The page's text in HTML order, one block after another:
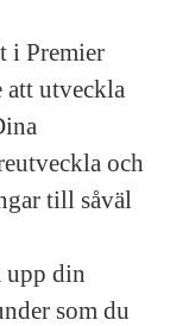
i Premier
att utveckla
och
till såväl
upp din
som du